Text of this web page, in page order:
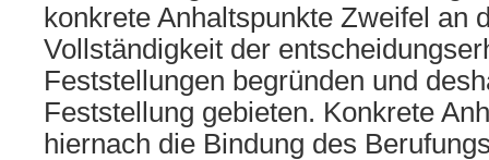
konkrete Anhaltspunkte Zweifel an
Vollständigkeit der
Feststellungen begründen und
Feststellung gebieten. Konkrete
hiernach die Bindung des